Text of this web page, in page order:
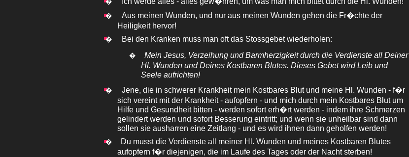
�
�
Aus meinen Wunden, und nur aus meinen Wunden gehen die Fr�chte der
Heiligkeit hervor!
� Bei den Kranken muss man oft das Stossgebet wiederholen:
�
Mein Jesus, Verzeihung und Barmherzigkeit durch die Verdienste all Deiner
Hl. Wunden und Deines Kostbaren Blutes. Dieses Gebet wird Leib und
Seele aufrichten!
�
Jene, die in schwerer Krankheit mein Kostbares Blut und meine Hl. Wunden - f�r
sich vereint mit der Krankheit - aufopfern - und mich durch mein Kostbares Blut um
Hilfe und Gesundheit bitten - werden sofort erh�rt werden - indem ihre Schmerzen
gelindert werden und sofort Besserung eintritt; und wenn sie unheilbar sind dann
sollen sie ausharren eine Zeitlang - und es wird ihnen dann geholfen werden!
�
Du musst die Verdienste all meiner Hl. Wunden und meines Kostbaren Blutes
aufopfern f�r diejenigen, die im Laufe des Tages oder der Nacht sterben!